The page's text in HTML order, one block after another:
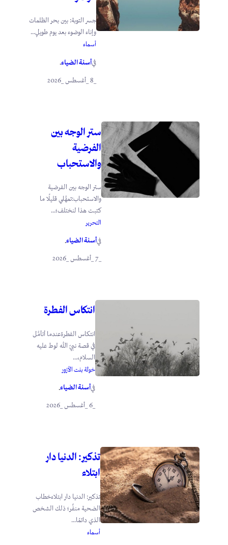
جسر التوبة: بين بحر الظلمات
وإناء الوضوء بعد يوم طويلٍ...
أسماء
فيأسنة الضياء.
ستر الوجه بين
الفرضية
والاستحباب
ستر الوجه بين الفرضية
والاستحباب:تمهَّلي قليلًا ما
كتبت هذا لنختلف؛...
التحرير
فيأسنة الضياء.
انتكاس الفطرة
انتكاس الفطرةعندما أتأمَّل
في قصة نبيّ الله لوط عليه
السلام،...
خولة بنت الأزور
فيأسنة الضياء.
تذكير: الدنيا دار
ابتلاء
تذكير: الدنيا دار ابتلاءخطاب
الضحية منفِّر؛ ذلك الشخص
الذي دائمًا...
أسماء